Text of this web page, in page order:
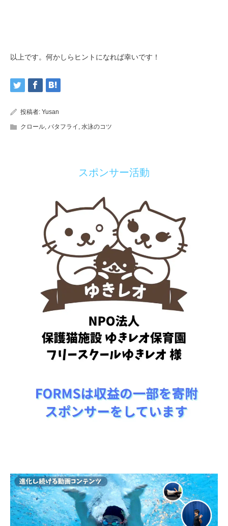
以上です。何かしらヒントになれば幸いです！
投稿者: Yusan
クロール, バタフライ , 水泳のコツ
スポンサー活動